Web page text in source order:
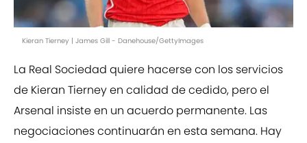
Kieran Tierney | James Gill - Danehouse/GettyImages
La Real Sociedad quiere hacerse con los servicios
de Kieran Tierney en calidad de cedido, pero el
Arsenal insiste en un acuerdo permanente. Las
negociaciones continuarán en esta semana. Hay